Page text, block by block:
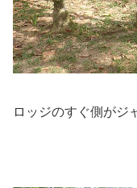
ロッジのすぐ側がジ